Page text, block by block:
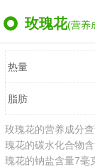
玫瑰花(营养
热量
脂肪
玫瑰花的营养成分
瑰花的碳水化合物
瑰花的钠盐含量7毫